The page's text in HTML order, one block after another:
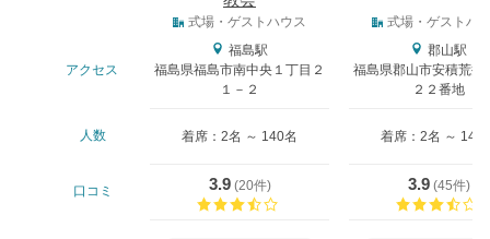
式場・ゲストハウス 式場・ゲストハ
アクセス
福島駅
福島県福島市南中央１丁目２
１－２
郡山駅
福島県郡山市安積荒井
２２番地
人数 着席：2名 ～ 140名 着席：2名 ～ 142
口コミ 3.9(20件)
3.9(45件)